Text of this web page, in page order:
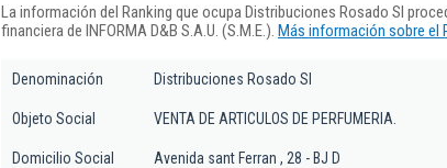
La información del Ranking que ocupa Distribuciones Rosado Sl
financiera de INFORMA D&B S.A.U. (S.M.E.). Más información sobre el
Denominación Distribuciones Rosado Sl
Objeto Social VENTA DE ARTICULOS DE PERFUMERIA.
Domicilio Social Avenida sant Ferran , 28 - BJ D